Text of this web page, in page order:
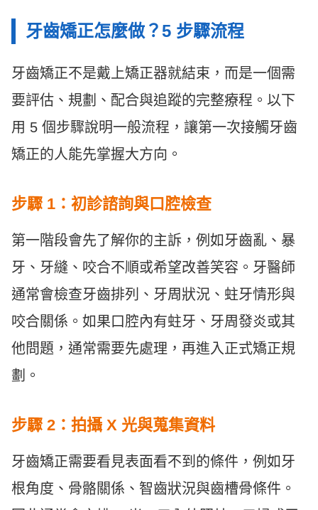
牙齒矯正怎麼做？5 步驟流程
牙齒矯正不是戴上矯正器就結束，而是一個需
要評估、規劃、配合與追蹤的完整療程。以下
用 5 個步驟說明一般流程，讓第一次接觸牙齒
矯正的人能先掌握大方向。
步驟 1：初診諮詢與口腔檢查
第一階段會先了解你的主訴，例如牙齒亂、暴
牙、牙縫、咬合不順或希望改善笑容。牙醫師
通常會檢查牙齒排列、牙周狀況、蛀牙情形與
咬合關係。如果口腔內有蛀牙、牙周發炎或其
他問題，通常需要先處理，再進入正式矯正規
劃。
步驟 2：拍攝 X 光與蒐集資料
牙齒矯正需要看見表面看不到的條件，例如牙
根角度、骨骼關係、智齒狀況與齒槽骨條件。